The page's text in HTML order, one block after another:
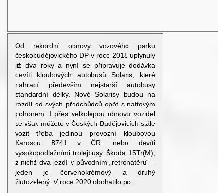
Od rekordní obnovy vozového parku
českobudějovického DP v roce 2018 uplynuly
již dva roky a nyní se připravuje dodávka
devíti kloubových autobusů Solaris, které
nahradí především nejstarší autobusy
standardní délky. Nové Solarisy budou na
rozdíl od svých předchůdců opět s naftovým
pohonem. I přes velkolepou obnovu vozidel
se však můžete v Českých Budějovicích stále
vozit třeba jedinou provozní kloubovou
Karosou B741 v ČR, nebo devíti
vysokopodlažními trolejbusy Škoda 15Tr(M),
z nichž dva jezdí v původním „retronátěru“ –
jeden je červenokrémový a druhý
žlutozelený. V roce 2020 obohatilo po...